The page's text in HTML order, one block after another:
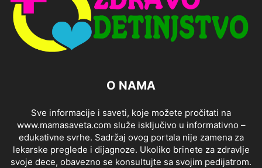
O NAMA
Sve informacije i saveti, koje možete pročitati na
www.mamasaveta.com služe isključivo u informativno –
edukativne svrhe. Sadržaj ovog portala nije zamena za
lekarske preglede i dijagnoze. Ukoliko brinete za zdravlje
svoje dece, obavezno se konsultujte sa svojim pedijatrom.